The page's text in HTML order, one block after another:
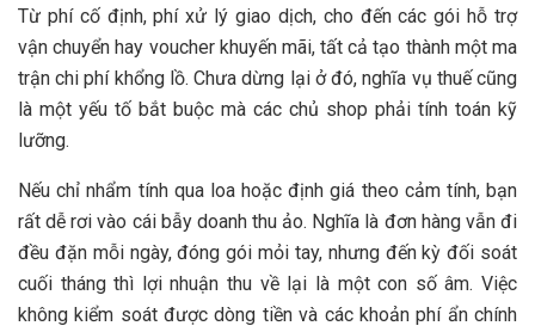
Từ phí cố định, phí xử lý giao dịch, cho đến các gói hỗ trợ
vận chuyển hay voucher khuyến mãi, tất cả tạo thành một ma
trận chi phí khổng lồ. Chưa dừng lại ở đó, nghĩa vụ thuế cũng
là một yếu tố bắt buộc mà các chủ shop phải tính toán kỹ
lưỡng.
Nếu chỉ nhẩm tính qua loa hoặc định giá theo cảm tính, bạn
rất dễ rơi vào cái bẫy doanh thu ảo. Nghĩa là đơn hàng vẫn đi
đều đặn mỗi ngày, đóng gói mỏi tay, nhưng đến kỳ đối soát
cuối tháng thì lợi nhuận thu về lại là một con số âm. Việc
không kiểm soát được dòng tiền và các khoản phí ẩn chính